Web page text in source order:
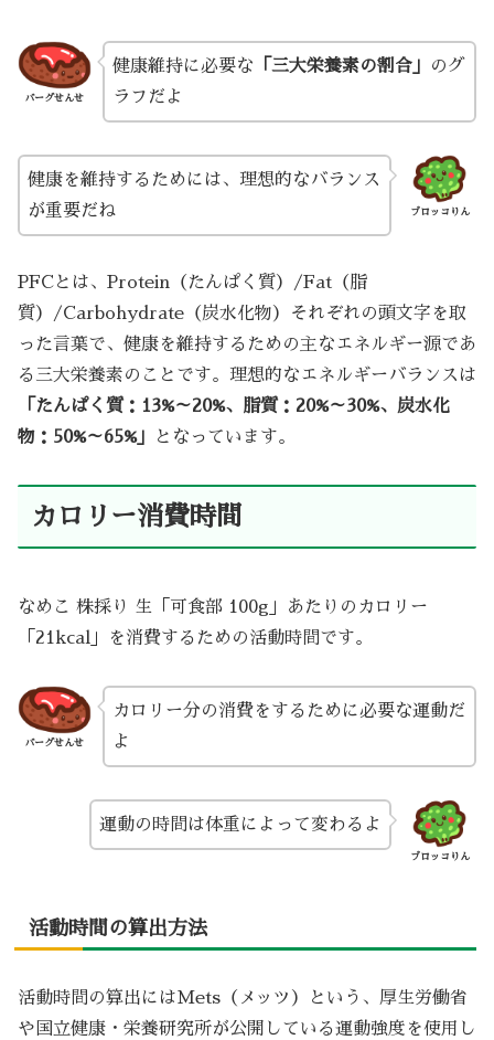
バーグせんせ
健康維持に必要な 「三大栄養素の割合」
のグ
ラフだよ
ブロッコりん
健康を維持するためには、理想的なバランス
が重要だね
PFCとは、Protein（たんぱく質）/Fat（脂
質）/Carbohydrate（炭水化物）それぞれの頭文字を取
った言葉で、健康を維持するための主なエネルギー源であ
る三大栄養素のことです。理想的なエネルギーバランスは
「たんぱく質：13%～20%、脂質：20%～30%、炭水化
物：50%～65%」
となっています。
カロリー消費時間
なめこ 株採り 生「可食部 100g」あたりのカロリー
「21kcal」を消費するための活動時間です。
バーグせんせ
カロリー分の消費をするために必要な運動だ
よ
ブロッコりん
運動の時間は体重によって変わるよ
活動時間の算出方法
活動時間の算出にはMets（メッツ）という、厚生労働省
や国立健康・栄養研究所が公開している運動強度を使用し